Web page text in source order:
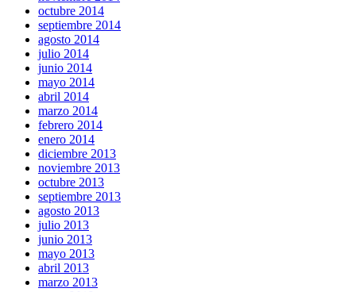
octubre 2014
septiembre 2014
agosto 2014
julio 2014
junio 2014
mayo 2014
abril 2014
marzo 2014
febrero 2014
enero 2014
diciembre 2013
noviembre 2013
octubre 2013
septiembre 2013
agosto 2013
julio 2013
junio 2013
mayo 2013
abril 2013
marzo 2013